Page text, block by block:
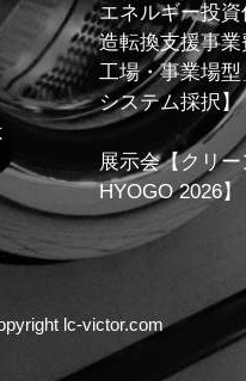
エネルギー投
造転換支援事
工場・事業場型
システム採択】
展示会【クリー
HYOGO 2026】
lc-victor.com